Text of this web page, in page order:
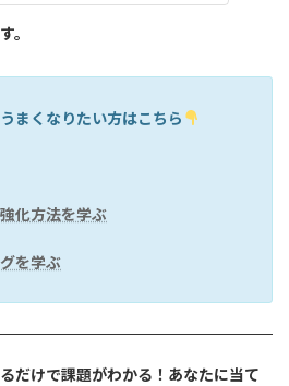
。
まくなりたい方はこちら
化方法を学ぶ
を学ぶ
だけで課題がわかる！あなたに当て